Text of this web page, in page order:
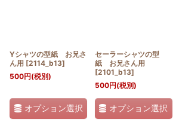
Yシャツの型紙 お兄さ
ん用 [2114_b13]
500円(税別)
オプション選択
セーラーシャツの型
紙 お兄さん用
[2101_b13]
500円(税別)
オプション選択